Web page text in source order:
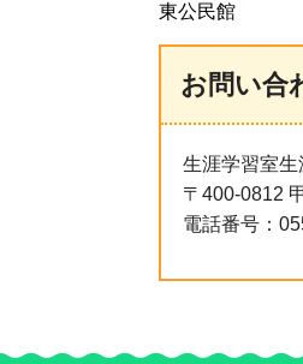
東公民館
お問い合
生涯学習室
〒400-0812
電話番号：